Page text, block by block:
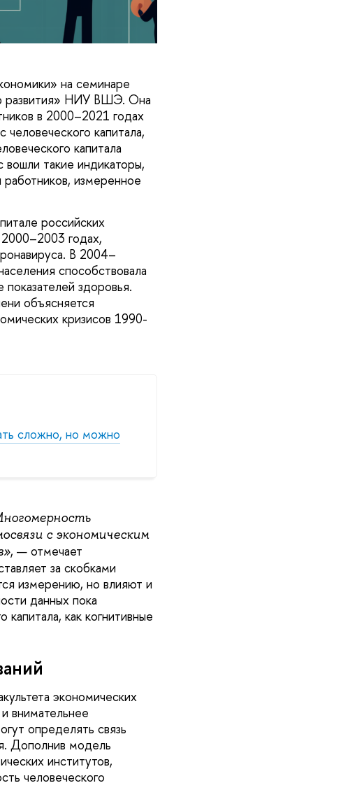
на семинаре
развития» НИУ ВШЭ. Она
в 2000–2021 годах
человеческого капитала,
капитала
такие индикаторы,
измеренное
российских
годах,
В 2004–
способствовала
здоровья.
объясняется
кризисов 1990-
сложно, но можно
с экономическим
, — отмечает
за скобками
измерению, но влияют и
данных пока
как когнитивные
экономических
внимательнее
определять связь
Дополнив модель
институтов,
человеческого